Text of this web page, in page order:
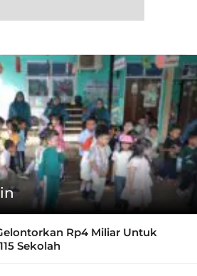
Rp4 Miliar Untuk
Sekolah